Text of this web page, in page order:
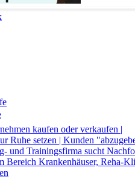
kaufen oder verkaufen |
Ruhe setzen | Kunden
und Trainingsfirma sucht
Bereich Krankenhäuser, Reha-